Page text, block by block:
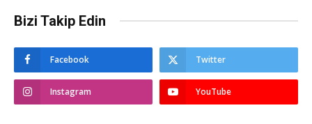
Bizi Takip Edin
Facebook Twitter
Instagram YouTube